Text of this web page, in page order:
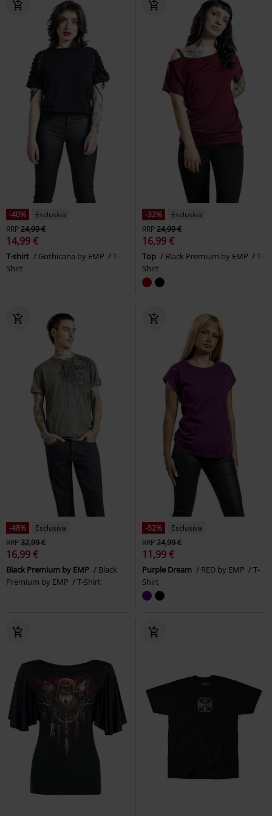
-40%
Esclusiva
RRP24,99 €
14,99 €
T-shirt Gothicana by EMP
T-
Shirt
-32%
Esclusiva
RRP24,99 €
16,99 €
Top Black Premium by EMP
T-
Shirt
-48%
Esclusiva
RRP32,99 €
16,99 €
Black Premium by EMP
Black
Premium by EMP
T-Shirt
-52%
Esclusiva
RRP24,99 €
11,99 €
Purple Dream RED by EMP
T-
Shirt